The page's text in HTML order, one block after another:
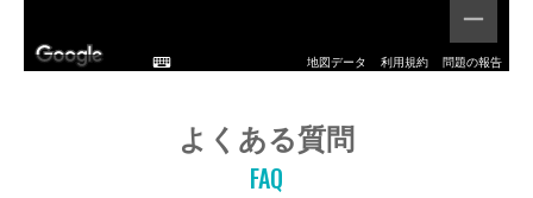
地図データ 利用規約 問題の報告
よくある質問
FAQ